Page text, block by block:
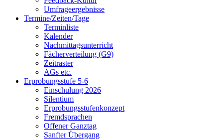
Umfrageergebnisse
Termine/Zeiten/Tage
Terminliste
Kalender
Nachmittagsunterricht
Fächerverteilung (G9)
Zeitraster
AGs etc.
Erprobungsstufe 5-6
Einschulung 2026
Silentium
Erprobungsstufenkonzept
Fremdsprachen
Offener Ganztag
Sanfter Übergang